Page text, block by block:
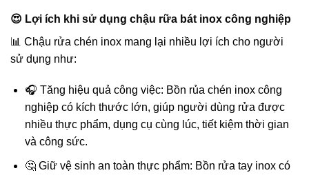
😍 Lợi ích khi sử dụng chậu rữa bát inox công nghiệp
📊 Chậu rửa chén inox mang lại nhiều lợi ích cho người
sử dụng như:
🎧 Tăng hiệu quả công việc: Bồn rủa chén inox công
nghiệp có kích thước lớn, giúp người dùng rửa được
nhiều thực phẩm, dụng cụ cùng lúc, tiết kiệm thời gian
và công sức.
🤔 Giữ vệ sinh an toàn thực phẩm: Bồn rửa tay inox có